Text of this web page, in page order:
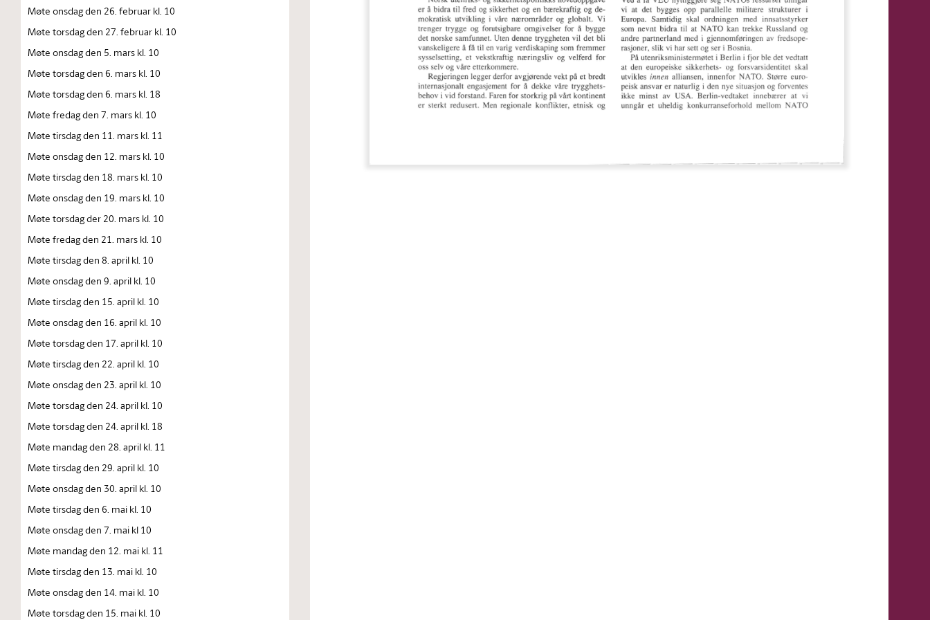
Møte onsdag den 26. februar kl. 10
Møte torsdag den 27. februar kl. 10
Møte onsdag den 5. mars kl. 10
Møte torsdag den 6. mars kl. 10
Møte torsdag den 6. mars kl. 18
Møte fredag den 7. mars kl. 10
Møte tirsdag den 11. mars kl. 11
Møte onsdag den 12. mars kl. 10
Møte tirsdag den 18. mars kl. 10
Møte onsdag den 19. mars kl. 10
Møte torsdag der 20. mars kl. 10
Møte fredag den 21. mars kl. 10
Møte tirsdag den 8. april kl. 10
Møte onsdag den 9. april kl. 10
Møte tirsdag den 15. april kl. 10
Møte onsdag den 16. april kl. 10
Møte torsdag den 17. april kl. 10
Møte tirsdag den 22. april kl. 10
Møte onsdag den 23. april kl. 10
Møte torsdag den 24. april kl. 10
Møte torsdag den 24. april kl. 18
Møte mandag den 28. april kl. 11
Møte tirsdag den 29. april kl. 10
Møte onsdag den 30. april kl. 10
Møte tirsdag den 6. mai kl. 10
Møte onsdag den 7. mai kl 10
Møte mandag den 12. mai kl. 11
Møte tirsdag den 13. mai kl. 10
Møte onsdag den 14. mai kl. 10
Møte torsdag den 15. mai kl. 10